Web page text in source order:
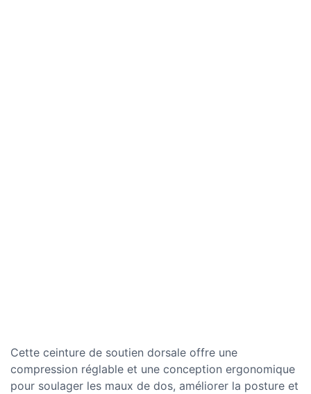
Cette ceinture de soutien dorsale offre une
compression réglable et une conception ergonomique
pour soulager les maux de dos, améliorer la posture et